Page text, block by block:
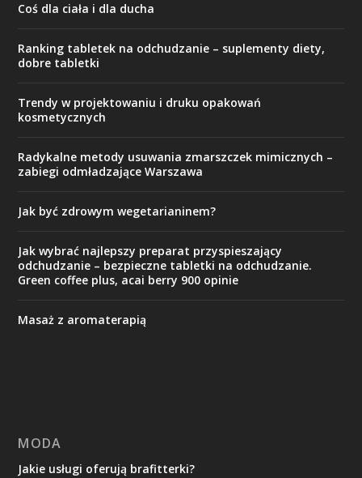
Coś dla ciała i dla ducha
Ranking tabletek na odchudzanie – suplementy diety,
dobre tabletki
Trendy w projektowaniu i druku opakowań
kosmetycznych
Radykalne metody usuwania zmarszczek mimicznych –
zabiegi odmładzające Warszawa
Jak być zdrowym wegetarianinem?
Jak wybrać najlepszy preparat przyspieszający
odchudzanie – bezpieczne tabletki na odchudzanie.
Green coffee plus, acai berry 900 opinie
Masaż z aromaterapią
MODA
Jakie usługi oferują brafitterki?